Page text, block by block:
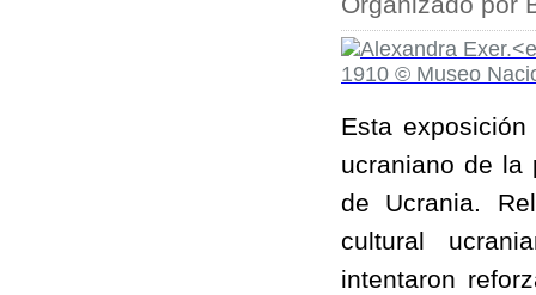
Esta
ucraniano de la
de Ucrania.
cultural
intentaron